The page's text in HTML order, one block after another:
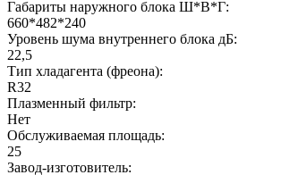
Габариты наружного блока Ш*В*Г:
660*482*240
Уровень шума внутреннего блока дБ:
22,5
Тип хладагента (фреона):
R32
Плазменный фильтр:
Нет
Обслуживаемая площадь:
25
Завод-изготовитель: